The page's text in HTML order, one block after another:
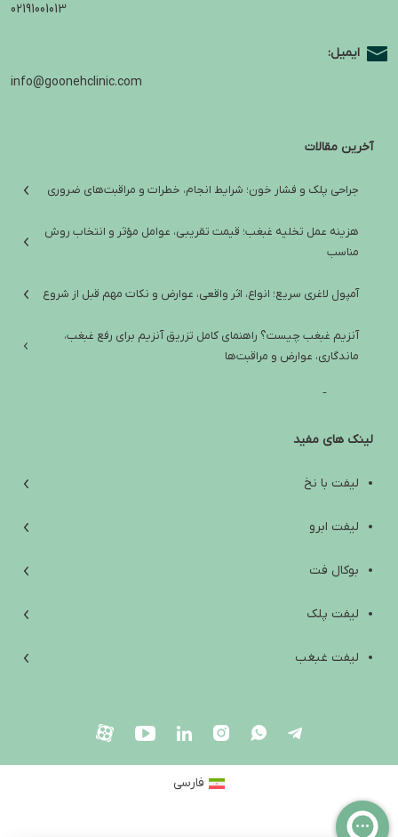
02191001013
ایمیل:
info@goonehclinic.com
آخرین مقالات
جراحی پلک و فشار خون؛ شرایط انجام، خطرات و مراقبت‌های ضروری
هزینه عمل تخلیه غبغب؛ قیمت تقریبی، عوامل مؤثر و انتخاب روش
مناسب
آمپول لاغری سریع؛ انواع، اثر واقعی، عوارض و نکات مهم قبل از شروع
آنزیم غبغب چیست؟ راهنمای کامل تزریق آنزیم برای رفع غبغب،
ماندگاری، عوارض و مراقبت‌ها
تفاوت آمپول لاغری ایرانی و خارجی؛ راهنمای انتخاب ایمن و واقع‌بینانه
آب کردن غبغب: از علت‌ها و تمرین‌های خانگی تا روش‌های کلینیکی مؤثر
افتادگی پوست زیر چانه؛ علت‌ها، راه‌های درمان و انتخاب بهترین روش
بهترین آمپول لاغری خارجی؛ راهنمای انتخاب ایمن بین اوزمپیک،
Effects, Contraindications, and Safety Tips
نکات ایمنی
لینک های مفید
لیفت با نخ
لیفت ابرو
بوکال فت
لیفت پلک
لیفت غبغب
لیزر موهای زائد
فارسی